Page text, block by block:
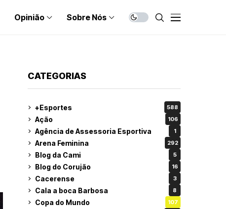
Opinião Sobre Nós
CATEGORIAS
+Esportes 588
Ação 106
Agência de Assessoria Esportiva 1
Arena Feminina 292
Blog da Cami 5
Blog do Corujão 16
Cacerense 3
Cala a boca Barbosa 8
Copa do Mundo 107